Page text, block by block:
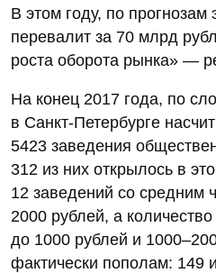
В этом году, по прогнозам
перевалит за 70 млрд
роста оборота рынка» —
На конец 2017 года, по
в Санкт-Петербурге
5423 заведения
312 из них открылось в
12 заведений со средним
2000 рублей, а
до 1000 рублей и
фактически пополам: 149